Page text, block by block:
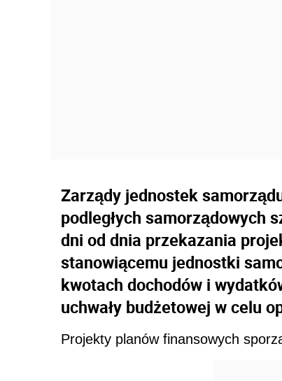
Zarządy jednostek
podległych samorządowych
dni od dnia przekazania
stanowiącemu jednostki
kwotach dochodów i
uchwały budżetowej w celu
Projekty planów finansowych